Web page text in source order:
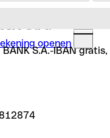
openen
S.A.
S.A.-IBAN